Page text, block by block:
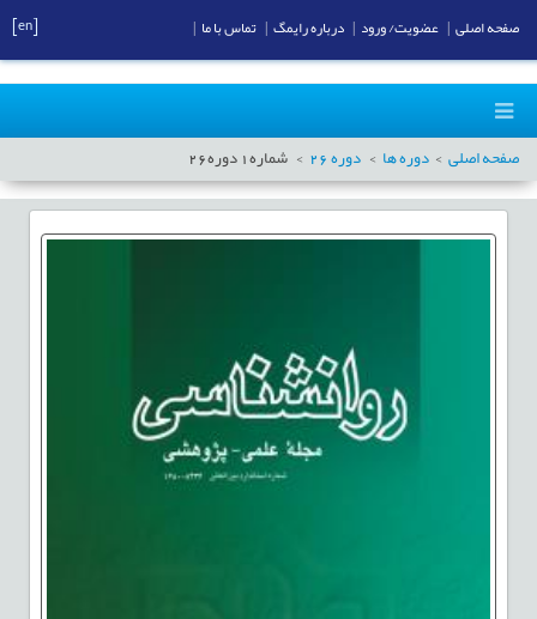
صفحه اصلی دوره ها دوره26 شماره1 دوره26
صفحه اصلی عضویت/ ورود درباره رایمگ تماس با ما